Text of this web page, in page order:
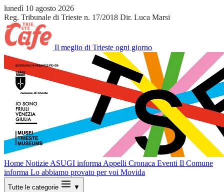
lunedì 10 agosto 2026
Reg. Tribunale di Trieste n. 17/2018 Dir. Luca Marsi
Il meglio di Trieste ogni giorno
Home Notizie ASUGI informa Appelli Cronaca Eventi Il Comune
informa Lo abbiamo provato per voi Movida
Tutte le categorie ▼